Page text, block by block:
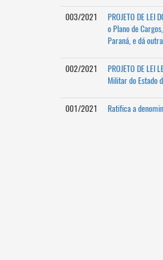
003/2021 PROJETO DE LEI
o Plano de
Paraná, e dá
002/2021
PROJETO DE
Militar do Estado
001/2021 Ratifica a